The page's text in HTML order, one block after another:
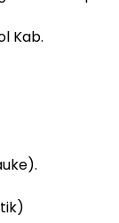
Kab.